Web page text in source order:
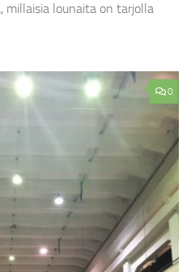
millaisia lounaita on tarjolla
0